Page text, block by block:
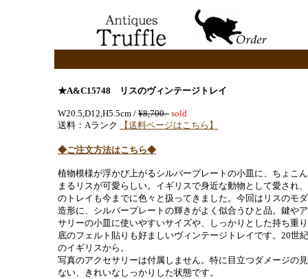
★A&C15748 リスのヴィンテージトレイ
W20.5,D12,H5.5cm / ¥8,700.- sold
送料：Aランク
【送料ページはこちら】
◆ご注文方法はこちら◆
植物模様が浮かび上がるシルバープレートの小皿に、ちょこ
まるリスが可愛らしい。イギリスで身近な動物として愛され
のトレイも今までに色々と扱ってきました。今回はリスのモ
造形に、シルバープレートの輝きがよく似合うひと品。鍵や
サリーの小皿に使いやすいサイズや、しっかりとした持ち重
底のフェルト貼りも好ましいヴィンテージトレイです。20世
のイギリスから。
写真のアクセサリーは付属しません。特に目立つダメージの
ない、きれいなしっかりした状態です。